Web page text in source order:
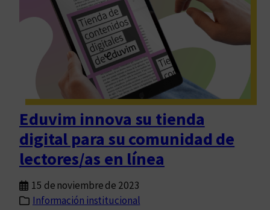
s
t
a
p
i
m
r
a
e
i
c
s
e
m
a
,
c
o
m
i
e
n
Eduvim innova su tienda
digital para su comunidad de
lectores/as en línea
15 de noviembre de 2023
Información institucional